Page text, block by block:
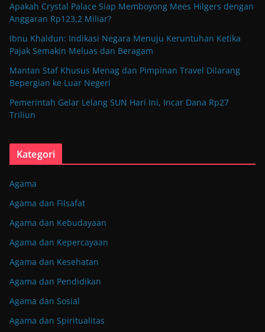
Apakah Crystal Palace Siap Memboyong Mees Hilgers dengan
Anggaran Rp123,2 Miliar?
Ibnu Khaldun: Indikasi Negara Menuju Keruntuhan Ketika
Pajak Semakin Meluas dan Beragam
Mantan Staf Khusus Menag dan Pimpinan Travel Dilarang
Bepergian ke Luar Negeri
Pemerintah Gelar Lelang SUN Hari Ini, Incar Dana Rp27
Triliun
Kategori
Agama
Agama dan Filsafat
Agama dan Kebudayaan
Agama dan Kepercayaan
Agama dan Kesehatan
Agama dan Pendidikan
Agama dan Sosial
Agama dan Spiritualitas